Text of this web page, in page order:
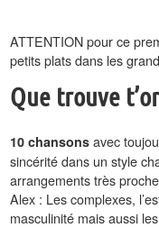
ATTENTION pour ce
petits plats dans les
Que trouve
10 chansonsavec
sincérité dans un style
arrangements très
Alex : Les complexes,
masculinité mais aussi